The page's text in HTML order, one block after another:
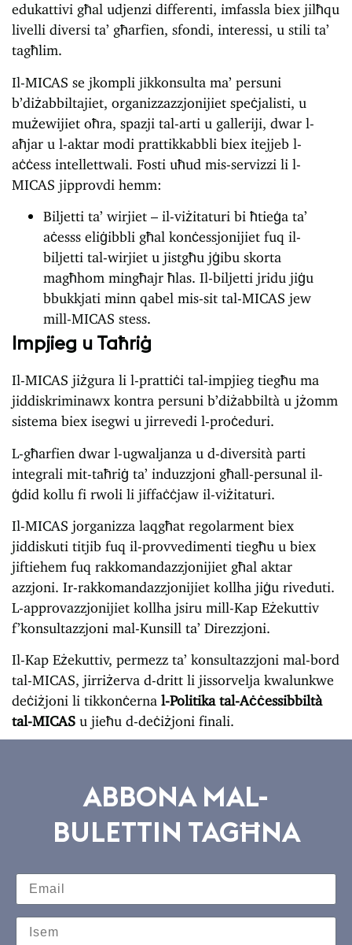
edukattivi għal udjenzi differenti, imfassla biex jilħqu
livelli diversi ta’ għarfien, sfondi, interessi, u stili ta’
tagħlim.
Il-MICAS se jkompli jikkonsulta ma’ persuni
b’diżabbiltajiet, organizzazzjonijiet speċjalisti, u
mużewijiet oħra, spazji tal-arti u galleriji, dwar l-
aħjar u l-aktar modi prattikkabbli biex itejjeb l-
aċċess intellettwali. Fosti uħud mis-servizzi li l-
MICAS jipprovdi hemm:
Biljetti ta’ wirjiet – il-viżitaturi bi ħtieġa ta’
aċesss eliġibbli għal konċessjonijiet fuq il-
biljetti tal-wirjiet u jistgħu jġibu skorta
magħhom mingħajr ħlas. Il-biljetti jridu jiġu
bbukkjati minn qabel mis-sit tal-MICAS jew
mill-MICAS stess.
Impjieg u Taħriġ
Il-MICAS jiżgura li l-prattiċi tal-impjieg tiegħu ma
jiddiskriminawx kontra persuni b’diżabbiltà u jżomm
sistema biex isegwi u jirrevedi l-proċeduri.
L-għarfien dwar l-ugwaljanza u d-diversità parti
integrali mit-taħriġ ta’ induzzjoni għall-persunal il-
ġdid kollu fi rwoli li jiffaċċjaw il-viżitaturi.
Il-MICAS jorganizza laqgħat regolarment biex
jiddiskuti titjib fuq il-provvedimenti tiegħu u biex
jiftiehem fuq rakkomandazzjonijiet għal aktar
azzjoni. Ir-rakkomandazzjonijiet kollha jiġu riveduti.
L-approvazzjonijiet kollha jsiru mill-Kap Eżekuttiv
f’konsultazzjoni mal-Kunsill ta’ Direzzjoni.
Il-Kap Eżekuttiv, permezz ta’ konsultazzjoni mal-bord
tal-MICAS, jirriżerva d-dritt li jissorvelja kwalunkwe
deċiżjoni li tikkonċerna l-Politika tal-Aċċessibbiltà
tal-MICAS u jieħu d-deċiżjoni finali.
ABBONA MAL-
BULETTIN TAGĦNA